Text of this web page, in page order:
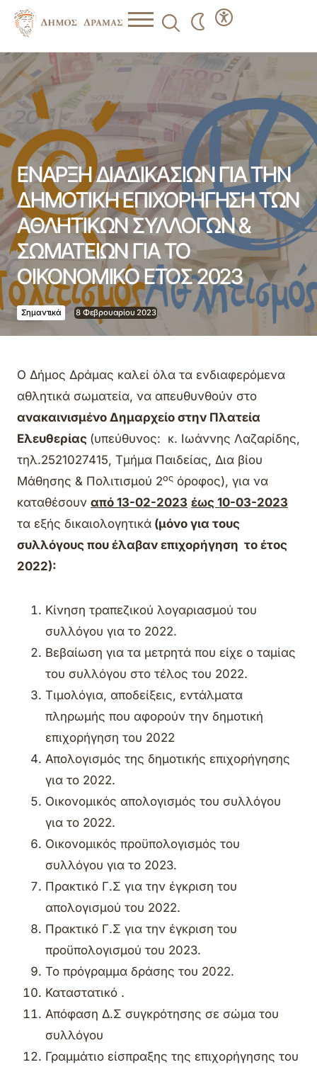
ΕΝΑΡΞΗ ΔΙΑΔΙΚΑΣΙΩΝ ΓΙΑ ΤΗΝ ΔΗΜΟΤΙΚΗ
ΕΠΙΧΟΡΗΓΗΣΗ TΩΝ ΑΘΛΗΤΙΚΩΝ ΣΥΛΛΟΓΩΝ &
ΣΩΜΑΤΕΙΩΝ ΓΙΑ ΤΟ ΟΙΚΟΝΟΜΙΚΟ ΕΤΟΣ 2023
ΕΝΑΡΞΗ ΔΙΑΔΙΚΑΣΙΩΝ ΓΙΑ ΤΗΝ
ΔΗΜΟΤΙΚΗ ΕΠΙΧΟΡΗΓΗΣΗ TΩΝ
ΑΘΛΗΤΙΚΩΝ ΣΥΛΛΟΓΩΝ &
ΣΩΜΑΤΕΙΩΝ ΓΙΑ ΤΟ
ΟΙΚΟΝΟΜΙΚΟ ΕΤΟΣ 2023
Σημαντικά 8 Φεβρουαρίου 2023
O Δήμος Δράμας καλεί όλα τα ενδιαφερόμενα
αθλητικά σωματεία, να απευθυνθούν στο
ανακαινισμένο Δημαρχείο στην Πλατεία
Ελευθερίας (υπεύθυνος: κ. Ιωάννης Λαζαρίδης,
τηλ.2521027415, Tμήμα Παιδείας, Δια βίου
Μάθησης & Πολιτισμού 2ος όροφος), για να
καταθέσουν από 13-02-2023 έως 10-03-2023
τα εξής δικαιολογητικά (μόνο για τους
συλλόγους που έλαβαν επιχορήγηση το έτος
2022):
Kίνηση τραπεζικού λογαριασμού του
συλλόγου για το 2022.
Βεβαίωση για τα μετρητά που είχε ο ταμίας
του συλλόγου στο τέλος του 2022.
Tιμολόγια, αποδείξεις, εντάλματα
πληρωμής που αφορούν την δημοτική
επιχορήγηση του 2022
Απολογισμός της δημοτικής επιχορήγησης
για το 2022.
Οικονομικός απολογισμός του συλλόγου
για το 2022.
Οικονομικός προϋπολογισμός του
συλλόγου για το 2023.
Πρακτικό Γ.Σ για την έγκριση του
απολογισμού του 2022.
Πρακτικό Γ.Σ για την έγκριση του
προϋπολογισμού του 2023.
Το πρόγραμμα δράσης του 2022.
Καταστατικό .
Απόφαση Δ.Σ συγκρότησης σε σώμα του
συλλόγου
Γραμμάτιο είσπραξης της επιχορήγησης του